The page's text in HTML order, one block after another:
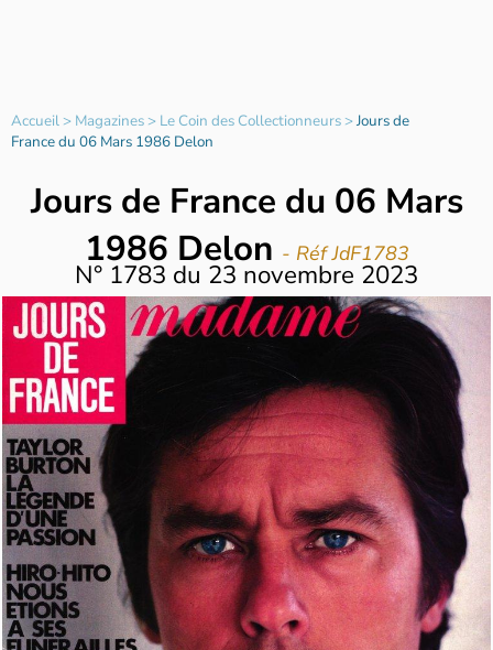
Accueil> Magazines> Le Coin des Collectionneurs>Jours de
France du 06 Mars 1986 Delon
Jours de France du 06 Mars
1986 Delon - Réf JdF1783
N° 1783 du 23 novembre 2023